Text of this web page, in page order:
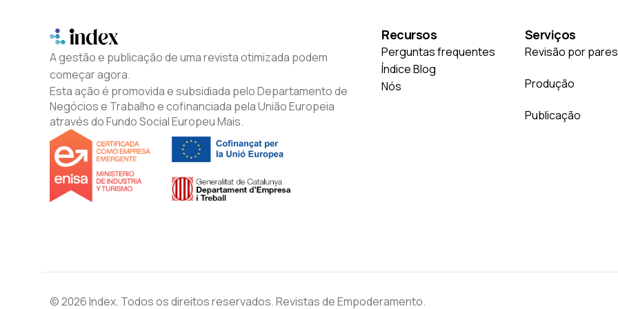
A gestão e publicação de uma revista otimizada podem
começar agora.
Esta ação é promovida e subsidiada pelo Departamento de
Negócios e Trabalho e cofinanciada pela União Europeia
através do Fundo Social Europeu Mais.
Recursos
Perguntas frequentes
Índice Blog
Nós
Serviços
Revisão por pares
Produção
Publicação
© 2026 Index. Todos os direitos reservados. Revistas de Empoderamento.